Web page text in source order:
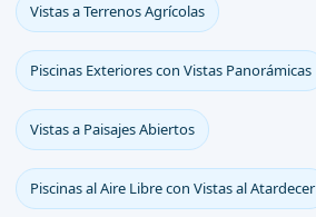
Vistas a Terrenos Agrícolas
Piscinas Exteriores con Vistas Panorámicas
Vistas a Paisajes Abiertos
Piscinas al Aire Libre con Vistas al Atardecer